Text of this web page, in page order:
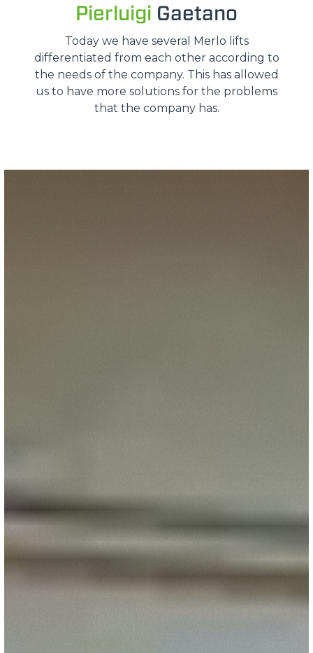
Pierluigi Gaetano
Today we have several Merlo lifts
differentiated from each other according to
the needs of the company. This has allowed
us to have more solutions for the problems
that the company has.